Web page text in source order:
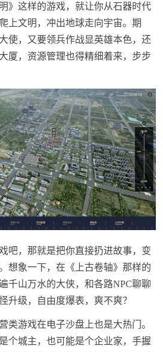
》这样的游戏，就让你从石器时代
上文明，冲出地球走向宇宙。期
使，又要领兵作战显英雄本色，还
厦，资源管理也得精细着来，步步
吧，那就是把你直接扔进故事，变
想象一下，在《上古卷轴》那样的
千山万水的大侠，和各路NPC聊聊
升级，自由度爆表，爽不爽？
类游戏在电子沙盘上也是大热门。
个城主，也可能是个企业家，手握